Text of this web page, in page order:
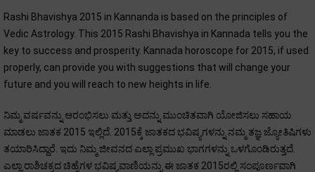
Rashi Bhavishya 2015 in Kannanda is based on the principles of
Vedic Astrology. This 2015 Rashi Bhavishya in Kannada tells you the
key to success and prosperity. Kannada horoscope for 2015, if used
properly, can provide you with suggestions that will change your
future and you will reach to new heights in life.
ನಿಮ್ಮ ವರ್ಷವನ್ನು ಆರಂಭಿಸಲು ಮತ್ತು ಅದನ್ನು ಮುಂಚಿತವಾಗಿ ಯೋಜಿಸಲು ಸಹಾಯ
ಮಾಡಲು ಜಾತಕ 2015 ಇಲ್ಲಿದೆ. 2015ಕ್ಕೆ ಜಾತಕದ ಭವಿಷ್ಯಗಳನ್ನು ನಮ್ಮ ತಜ್ಞ ಜ್ಯೋತಿಷಿಗಳು
ತಯಾರಿಸಿದ್ದಾರೆ. ಇದು ನಿಮ್ಮ ಜೀವನದ ಎಲ್ಲಾ ಪ್ರಮುಖ ಭಾಗಗಳನ್ನು ಒಳಗೊಂಡಿರುತ್ತದೆ.
ಎಲ್ಲಾ ರಾಶಿಚಕ್ರದ ಚಿಹ್ನೆಗಳ ಭವಿಷ್ಯವಾಣಿಯನ್ನು ಈ ಜಾತಕ 2015ರಲ್ಲಿ ಸಂಪೂರ್ಣವಾಗಿ